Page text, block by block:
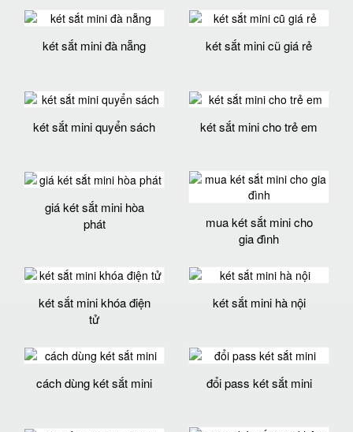
két sắt mini đà nẵng két sắt mini cũ giá rẻ
két sắt mini quyển sách két sắt mini cho trẻ em
giá két sắt mini hòa
phát
mua két sắt mini cho
gia đình
két sắt mini khóa điện
tử
két sắt mini hà nội
cách dùng két sắt mini đổi pass két sắt mini